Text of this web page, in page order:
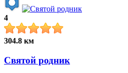
4
304.8 км
Святой родник